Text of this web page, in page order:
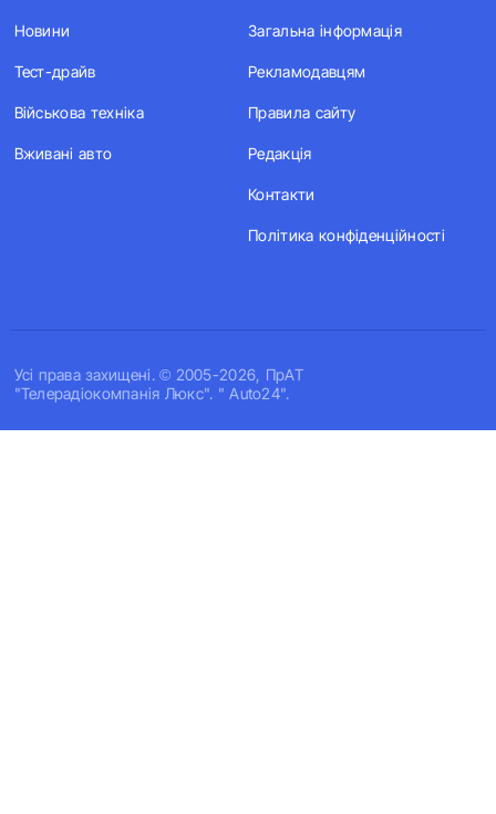
Усi права захищенi. © 2005-2026, ПрАТ
"Телерадіокомпанія Люкс". " Auto24".
Новини
Тест-драйв
Військова техніка
Вживані авто
Загальна інформація
Рекламодавцям
Правила сайту
Редакція
Контакти
Політика конфіденційності